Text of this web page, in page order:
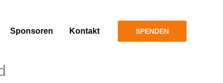
Sponsoren Kontakt SPENDEN